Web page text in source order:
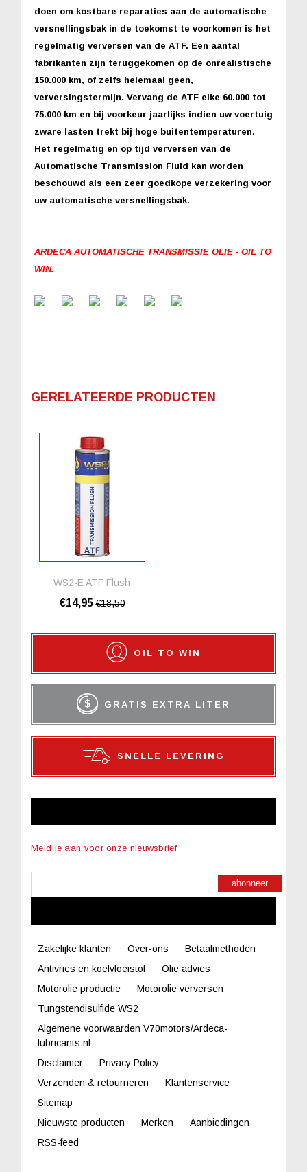
doen om kostbare reparaties aan de automatische
versnellingsbak in de toekomst te voorkomen is het
regelmatig verversen van de ATF. Een aantal
fabrikanten zijn teruggekomen op de onrealistische
150.000 km, of zelfs helemaal geen,
verversingstermijn. Vervang de ATF elke 60.000 tot
75.000 km en bij voorkeur jaarlijks indien uw voertuig
zware lasten trekt bij hoge buitentemperaturen.
Het regelmatig en op tijd verversen van de
Automatische Transmission Fluid kan worden
beschouwd als een zeer goedkope verzekering voor
uw automatische versnellingsbak.
ARDECA AUTOMATISCHE TRANSMISSIE OLIE - OIL TO
WIN.
GERELATEERDE PRODUCTEN
WS2-E ATF Flush
€14,95€18,50
OIL TO WIN
GRATIS EXTRA LITER
SNELLE LEVERING
Meld je aan voor onze nieuwsbrief
abonneer
Zakelijke klanten Over-ons
Betaalmethoden
Antivries en koelvloeistof
Olie advies
Motorolie productie
Motorolie verversen
Tungstendisulfide WS2
Algemene voorwaarden V70motors/Ardeca-
lubricants.nl
Disclaimer
Privacy Policy
Verzenden & retourneren
Klantenservice
Sitemap
Nieuwste producten
Merken
Aanbiedingen
RSS-feed